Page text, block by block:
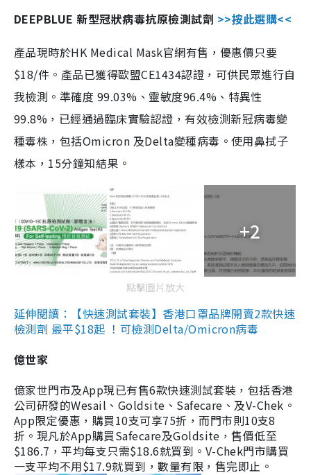
DEEPBLUE 新型冠狀病毒抗原檢測試劑 >>按此選購<<
產品現時於HK Medical Mask官網有售，優惠價只要
$18/件。產品已獲得歐盟CE1434認證，可供民眾進行自
我檢測。準確度 99.03%、靈敏度96.4%、特異性
99.8%，已經通過臨床實驗認證，有效檢測新冠病毒變
種毒株，包括Omicron 及Delta變種病毒。使用鼻拭子
樣本，15分鐘知結果。
+2
點擊圖片放大
延伸閱讀：【快速測試套裝】香港口罩品牌開賣2款快速
檢測劑 最平$18起 ！可檢測Delta/Omicron病毒
億世家
億家世門市及App現已有售6款快速測試套裝，包括香港
公司研發的Wesail、Goldsite、Safecare、及V-Chek。
App限定優惠，購買10支可享75折，而門市則10支8
折。現凡於App購買Safecare及Goldsite，售價低至
$186.7，平均每支只需$18.6就買到。V-Chek門市購買
一支平均不用$17.9就買到，數量有限，售完即止。